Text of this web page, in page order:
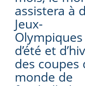
assistera à
Jeux-
Olympiques
d’été et
des coupes
monde de